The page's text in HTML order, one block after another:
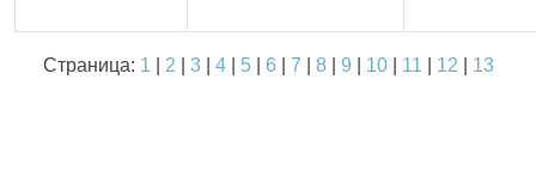
Страница: 1 2 3| 4| 5| 6 7 8| 9 10| 11 12 13